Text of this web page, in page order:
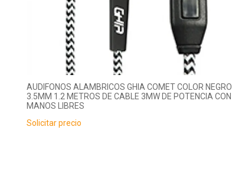
AUDIFONOS ALAMBRICOS GHIA COMET COLOR NEGRO
3.5MM 1.2 METROS DE CABLE 3MW DE POTENCIA CON
MANOS LIBRES
Solicitar precio